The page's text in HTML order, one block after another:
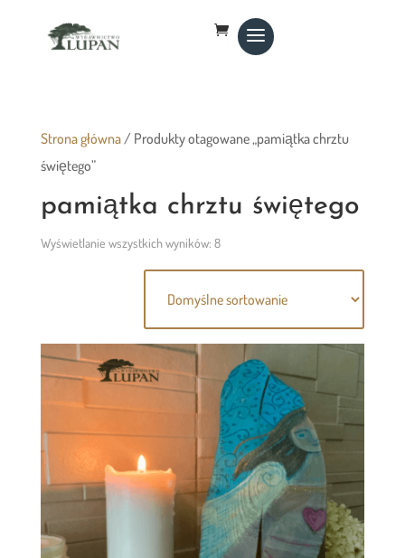
Strona główna/ Produkty otagowane „pamiątka chrztu
świętego”
pamiątka chrztu świętego
Wyświetlanie wszystkich wyników: 8